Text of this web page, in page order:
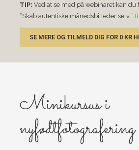
TIP: Ved at se med på webinaret kan du
“Skab autentiske månedsbilleder selv ”
SE MERE OG TILMELD DIG FOR 0 KR
Minikursus i
nyfødtfotografering